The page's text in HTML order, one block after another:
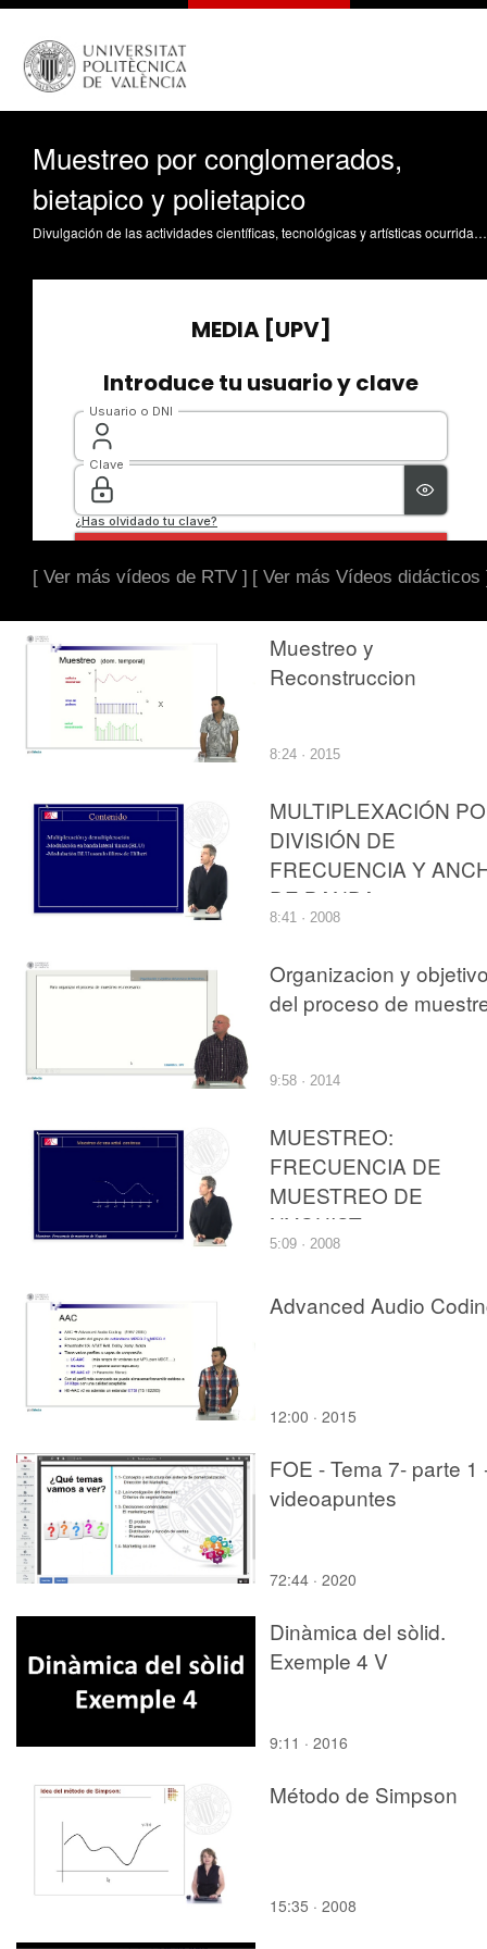
Muestreo por conglomerados,
bietapico y polietapico
Divulgación de las actividades científicas, tecnológicas y artísticas ocurridas en los tres campus de la UPV
[ Ver más vídeos de RTV ] [ Ver más Vídeos didácticos
Muestreo y
Reconstruccion
8:24 · 2015
MULTIPLEXACIÓN
DIVISIÓN DE
FRECUENCIA Y
DE BANDA
8:41 · 2008
Organizacion y
del proceso de
9:58 · 2014
MUESTREO:
FRECUENCIA DE
MUESTREO DE
NYQUIST
5:09 · 2008
Advanced Audio
12:00 · 2015
FOE - Tema 7- parte 1
videoapuntes
72:44 · 2020
Dinàmica del sòlid.
Exemple 4 V
9:11 · 2016
Método de Simpson
15:35 · 2008